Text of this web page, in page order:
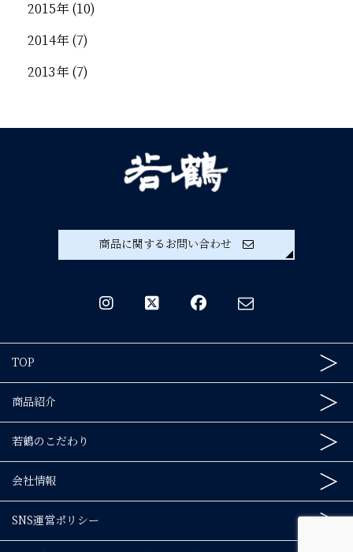
2015年 (10)
2014年 (7)
2013年 (7)
商品に関するお問い合わせ
TOP
商品紹介
苗加屋
玄
リキュール・焼酎
若鶴のこだわり
会社情報
会社情報
SNS運営ポリシー